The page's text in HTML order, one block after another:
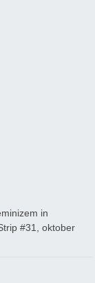
in
#31, oktober